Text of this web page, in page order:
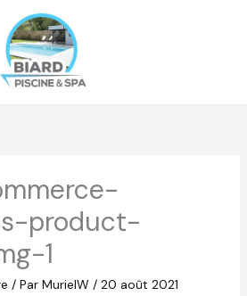
product-
1
/ Par MurielW / 20 août 2021